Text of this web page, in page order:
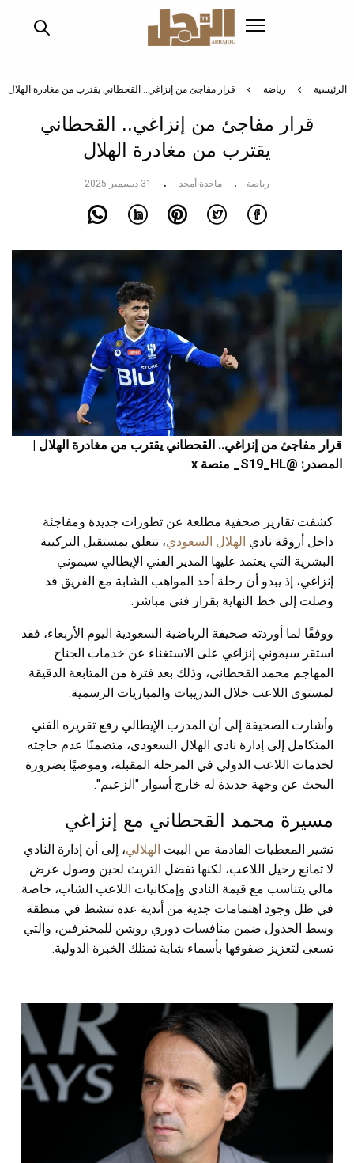
الرئيسية رياضة قرار مفاجئ من إنزاغي.. القحطاني يقترب من مغادرة الهلال
قرار مفاجئ من إنزاغي.. القحطاني
يقترب من مغادرة الهلال
رياضة ماجدة أمجد 31 ديسمبر 2025
قرار مفاجئ من إنزاغي.. القحطاني يقترب من مغادرة الهلال |
المصدر: @S19_HL_ منصة x
كشفت تقارير صحفية مطلعة عن تطورات جديدة ومفاجئة
داخل أروقة نادي الهلال السعودي، تتعلق بمستقبل التركيبة
البشرية التي يعتمد عليها المدير الفني الإيطالي سيموني
إنزاغي، إذ يبدو أن رحلة أحد المواهب الشابة مع الفريق قد
وصلت إلى خط النهاية بقرار فني مباشر.
ووفقًا لما أوردته صحيفة الرياضية السعودية اليوم الأربعاء، فقد
استقر سيموني إنزاغي على الاستغناء عن خدمات الجناح
المهاجم محمد القحطاني، وذلك بعد فترة من المتابعة الدقيقة
لمستوى اللاعب خلال التدريبات والمباريات الرسمية.
وأشارت الصحيفة إلى أن المدرب الإيطالي رفع تقريره الفني
المتكامل إلى إدارة نادي الهلال السعودي، متضمنًا عدم حاجته
لخدمات اللاعب الدولي في المرحلة المقبلة، وموصيًا بضرورة
البحث عن وجهة جديدة له خارج أسوار "الزعيم".
مسيرة محمد القحطاني مع إنزاغي
تشير المعطيات القادمة من البيت الهلالي، إلى أن إدارة النادي
لا تمانع رحيل اللاعب، لكنها تفضل التريث لحين وصول عرض
مالي يتناسب مع قيمة النادي وإمكانيات اللاعب الشاب، خاصة
في ظل وجود اهتمامات جدية من أندية عدة تنشط في منطقة
وسط الجدول ضمن منافسات دوري روشن للمحترفين، والتي
تسعى لتعزيز صفوفها بأسماء شابة تمتلك الخبرة الدولية.